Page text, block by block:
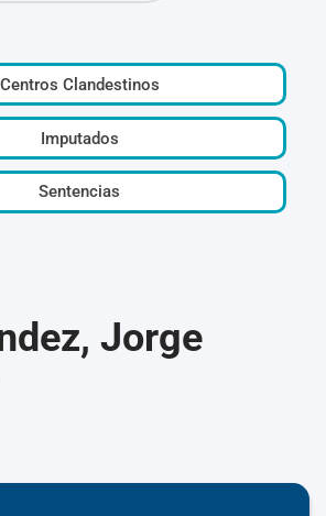
Centros Clandestinos
Imputados
Sentencias
Jorge